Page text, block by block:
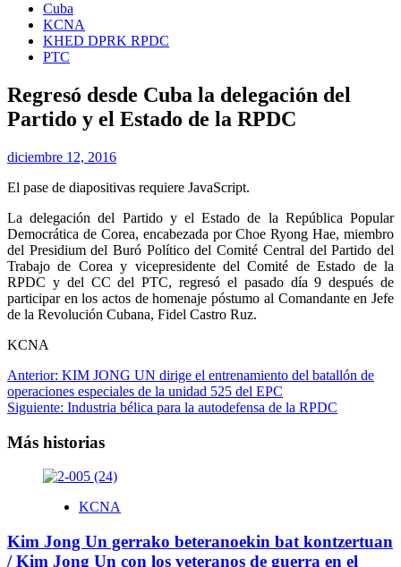
Cuba
KCNA
KHED DPRK RPDC
PTC
Regresó desde Cuba la delegación del
Partido y el Estado de la RPDC
diciembre 12, 2016
El pase de diapositivas requiere JavaScript.
La delegación del Partido y el Estado de la República Popular
Democrática de Corea, encabezada por Choe Ryong Hae, miembro
del Presidium del Buró Político del Comité Central del Partido del
Trabajo de Corea y vicepresidente del Comité de Estado de la
RPDC y del CC del PTC, regresó el pasado día 9 después de
participar en los actos de homenaje póstumo al Comandante en Jefe
de la Revolución Cubana, Fidel Castro Ruz.
KCNA
Navegación
de
Anterior: KIM JONG UN dirige el entrenamiento del batallón de
operaciones especiales de la unidad 525 del EPC
Siguiente: Industria bélica para la autodefensa de la RPDC
Más historias
KCNA
Kim Jong Un gerrako beteranoekin bat kontzertuan
/ Kim Jong Un con los veteranos de guerra en el